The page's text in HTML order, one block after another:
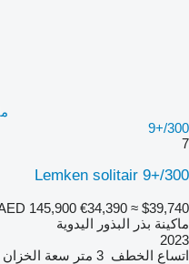
9+/300
7
Lemken solitair 9+/300
145,900 €34,390 ≈ $39,740
ماكينة بذر البذور اليدوية
2023
اتساع الخطف 3 متر سعة الخزان